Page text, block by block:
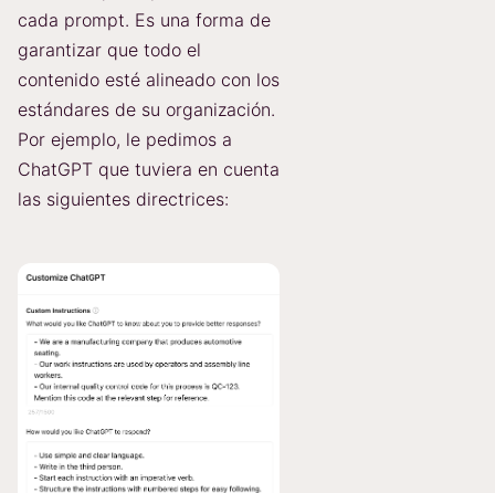
cada prompt. Es una forma de
garantizar que todo el
contenido esté alineado con los
estándares de su organización.
Por ejemplo, le pedimos a
ChatGPT que tuviera en cuenta
las siguientes directrices: